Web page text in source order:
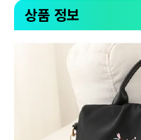
상품 정보